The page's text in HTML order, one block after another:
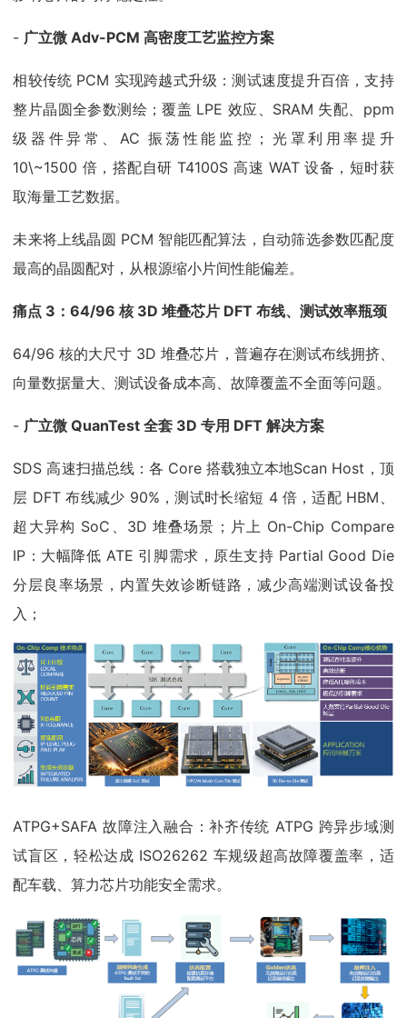
- 广立微 Adv-PCM 高密度工艺监控方案
相较传统 PCM 实现跨越式升级：测试速度提升百倍，支持
整片晶圆全参数测绘；覆盖 LPE 效应、SRAM 失配、ppm
级器件异常、AC 振荡性能监控；光罩利用率提升
10\~1500 倍，搭配自研 T4100S 高速 WAT 设备，短时获
取海量工艺数据。
未来将上线晶圆 PCM 智能匹配算法，自动筛选参数匹配度
最高的晶圆配对，从根源缩小片间性能偏差。
痛点 3：64/96 核 3D 堆叠芯片 DFT 布线、测试效率瓶颈
64/96 核的大尺寸 3D 堆叠芯片，普遍存在测试布线拥挤、
向量数据量大、测试设备成本高、故障覆盖不全面等问题。
- 广立微 QuanTest 全套 3D 专用 DFT 解决方案
SDS 高速扫描总线：各 Core 搭载独立本地Scan Host，顶
层 DFT 布线减少 90%，测试时长缩短 4 倍，适配 HBM、
超大异构 SoC、3D 堆叠场景；片上 On-Chip Compare
IP：大幅降低 ATE 引脚需求，原生支持 Partial Good Die
分层良率场景，内置失效诊断链路，减少高端测试设备投
入；
ATPG+SAFA 故障注入融合：补齐传统 ATPG 跨异步域测
试盲区，轻松达成 ISO26262 车规级超高故障覆盖率，适
配车载、算力芯片功能安全需求。